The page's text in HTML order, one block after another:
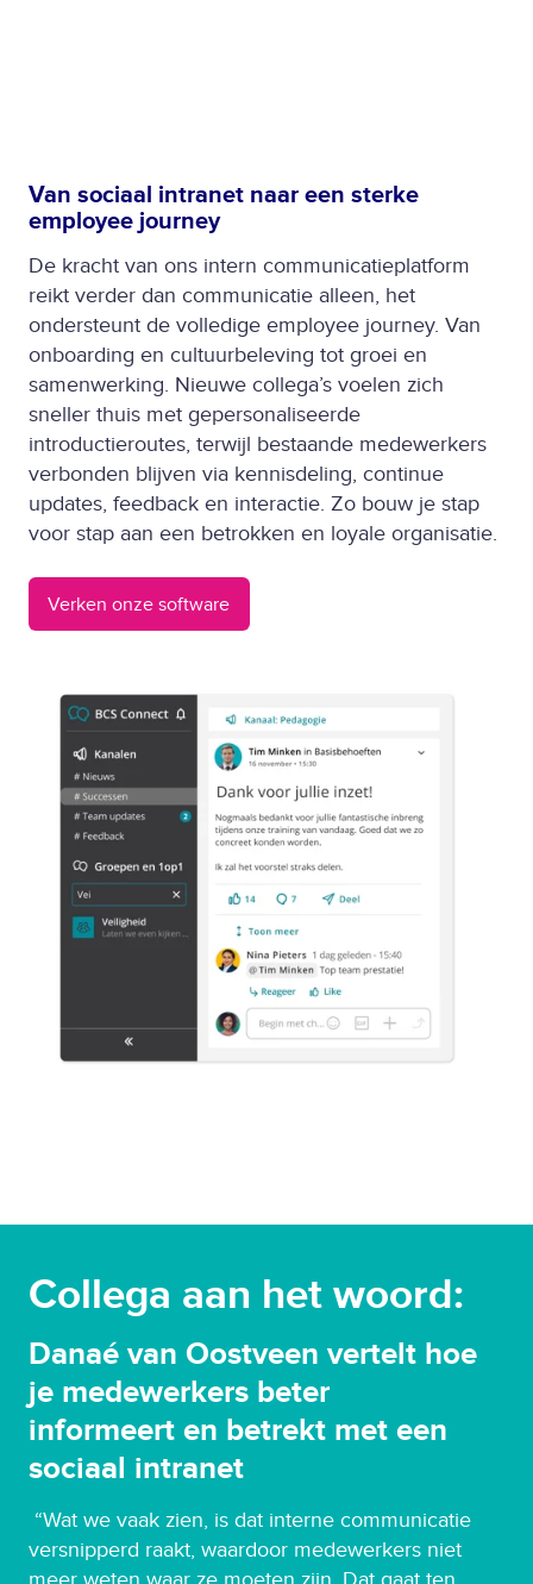
Van sociaal intranet naar een sterke
employee journey
De kracht van ons intern communicatieplatform
reikt verder dan communicatie alleen, het
ondersteunt de volledige employee journey. Van
onboarding en cultuurbeleving tot groei en
samenwerking. Nieuwe collega’s voelen zich
sneller thuis met gepersonaliseerde
introductieroutes, terwijl bestaande medewerkers
verbonden blijven via kennisdeling, continue
updates, feedback en interactie. Zo bouw je stap
voor stap aan een betrokken en loyale organisatie.
Verken onze software
Collega aan het woord:
Danaé van Oostveen vertelt hoe
je medewerkers beter
informeert en betrekt met een
sociaal intranet
“Wat we vaak zien, is dat interne communicatie
versnipperd raakt, waardoor medewerkers niet